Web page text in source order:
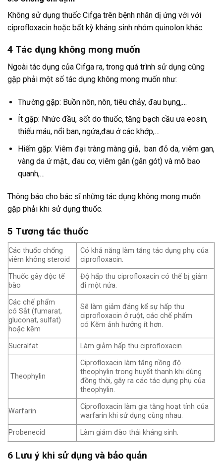
Không sử dụng thuốc Cifga trên bệnh nhân dị ứng với với
ciprofloxacin hoặc bất kỳ kháng sinh nhóm quinolon khác.
4 Tác dụng không mong muốn
Ngoài tác dụng của Cifga ra, trong quá trình sử dụng cũng
gặp phải một số tác dụng không mong muốn như:
Thường gặp: Buồn nôn, nôn, tiêu chảy, đau bụng,…
Ít gặp: Nhức đầu, sốt do thuốc, tăng bạch cầu ưa eosin,
thiếu máu, nổi ban, ngứa,đau ở các khớp,…
Hiếm gặp: Viêm đại tràng màng giả, ban đỏ da, viêm gan,
vàng da ứ mật., đau cơ, viêm gân (gân gót) và mô bao
quanh,…
Thông báo cho bác sĩ những tác dụng không mong muốn
gặp phải khi sử dụng thuốc.
5 Tương tác thuốc
Các thuốc chống
viêm không steroid
Có khả năng làm tăng tác dụng phụ của
ciprofloxacin.
Thuốc gây độc tế
bào
Độ hấp thu ciprofloxacin có thể bị giảm
đi một nửa.
Các chế phẩm
có Sắt (fumarat,
gluconat, sulfat)
hoặc kẽm
Sẽ làm giảm đáng kể sự hấp thu
ciprofloxacin ở ruột, các chế phẩm
có Kẽm ảnh hưởng ít hơn.
Sucralfat Làm giảm hấp thu ciprofloxacin.
Theophylin
Ciprofloxacin làm tăng nồng độ
theophylin trong huyết thanh khi dùng
đồng thời, gây ra các tác dụng phụ của
theophylin.
Warfarin
Ciprofloxacin làm gia tăng hoạt tính của
warfarin khi sử dụng cùng nhau.
Probenecid
Làm giảm đào thải kháng sinh.
6 Lưu ý khi sử dụng và bảo quản